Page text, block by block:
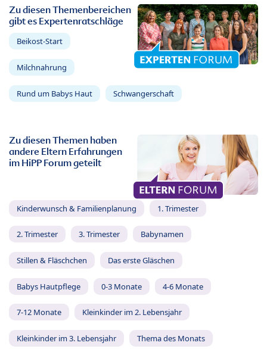
Zu diesen Themenbereichen
gibt es Expertenratschläge
Beikost-Start
Milchnahrung
Rund um Babys Haut Schwangerschaft
Zu diesen Themen haben
andere Eltern Erfahrungen
im HiPP Forum geteilt
Kinderwunsch & Familienplanung 1. Trimester
2. Trimester 3. Trimester Babynamen
Stillen & Fläschchen Das erste Gläschen
Babys Hautpflege 0-3 Monate 4-6 Monate
7-12 Monate Kleinkinder im 2. Lebensjahr
Kleinkinder im 3. Lebensjahr Thema des Monats